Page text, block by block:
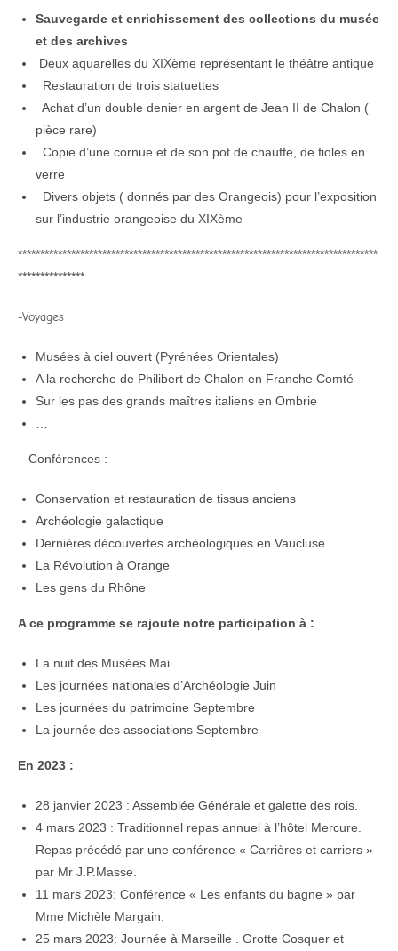
Sauvegarde et enrichissement des collections du musée
et des archives
Deux aquarelles du XIXème représentant le théâtre antique
Restauration de trois statuettes
Achat d’un double denier en argent de Jean II de Chalon (
pièce rare)
Copie d’une cornue et de son pot de chauffe, de fioles en
verre
Divers objets ( donnés par des Orangeois) pour l’exposition
sur l’industrie orangeoise du XIXème
*********************************************************************************
***************
-Voyages
Musées à ciel ouvert (Pyrénées Orientales)
A la recherche de Philibert de Chalon en Franche Comté
Sur les pas des grands maîtres italiens en Ombrie
– Conférences :
Conservation et restauration de tissus anciens
Archéologie galactique
Dernières découvertes archéologiques en Vaucluse
La Révolution à Orange
Les gens du Rhône
A ce programme se rajoute notre participation à :
La nuit des Musées Mai
Les journées nationales d’Archéologie Juin
Les journées du patrimoine Septembre
La journée des associations Septembre
En 2023 :
28 janvier 2023 : Assemblée Générale et galette des rois.
4 mars 2023 : Traditionnel repas annuel à l’hôtel Mercure.
Repas précédé par une conférence « Carrières et carriers »
par Mr J.P.Masse.
11 mars 2023: Conférence « Les enfants du bagne » par
Mme Michèle Margain.
25 mars 2023: Journée à Marseille . Grotte Cosquer et